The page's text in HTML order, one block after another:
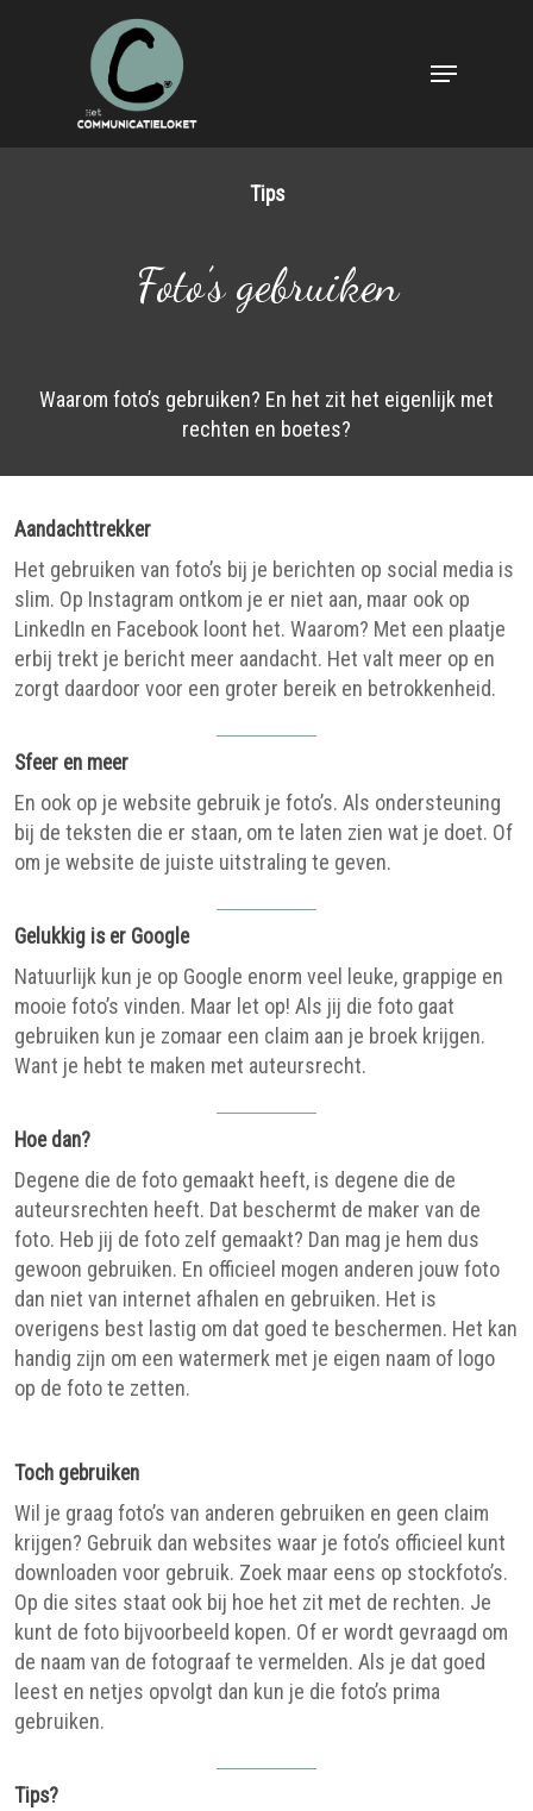
Menu
Tips
Foto’s gebruiken
Waarom foto’s gebruiken? En het zit het eigenlijk met
rechten en boetes?
Aandachttrekker
Het gebruiken van foto’s bij je berichten op social media is
slim. Op Instagram ontkom je er niet aan, maar ook op
LinkedIn en Facebook loont het. Waarom? Met een plaatje
erbij trekt je bericht meer aandacht. Het valt meer op en
zorgt daardoor voor een groter bereik en betrokkenheid.
Sfeer en meer
En ook op je website gebruik je foto’s. Als ondersteuning
bij de teksten die er staan, om te laten zien wat je doet. Of
om je website de juiste uitstraling te geven.
Gelukkig is er Google
Natuurlijk kun je op Google enorm veel leuke, grappige en
mooie foto’s vinden. Maar let op! Als jij die foto gaat
gebruiken kun je zomaar een claim aan je broek krijgen.
Want je hebt te maken met auteursrecht.
Hoe dan?
Degene die de foto gemaakt heeft, is degene die de
auteursrechten heeft. Dat beschermt de maker van de
foto. Heb jij de foto zelf gemaakt? Dan mag je hem dus
gewoon gebruiken. En officieel mogen anderen jouw foto
dan niet van internet afhalen en gebruiken. Het is
overigens best lastig om dat goed te beschermen. Het kan
handig zijn om een watermerk met je eigen naam of logo
op de foto te zetten.
Toch gebruiken
Wil je graag foto’s van anderen gebruiken en geen claim
krijgen? Gebruik dan websites waar je foto’s officieel kunt
downloaden voor gebruik. Zoek maar eens op stockfoto’s.
Op die sites staat ook bij hoe het zit met de rechten. Je
kunt de foto bijvoorbeeld kopen. Of er wordt gevraagd om
de naam van de fotograaf te vermelden. Als je dat goed
leest en netjes opvolgt dan kun je die foto’s prima
gebruiken.
Tips?